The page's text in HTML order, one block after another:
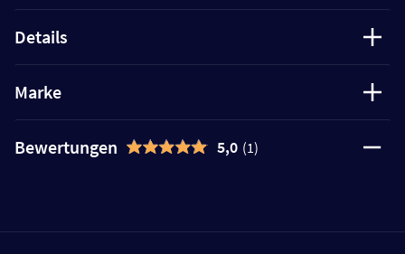
Details
Marke
Bewertungen 5,0 (1)